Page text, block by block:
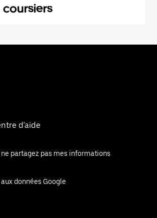
coursiers
d'aide
ne partagez pas mes informations
données Google